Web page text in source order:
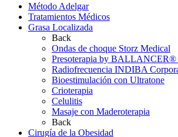
Método Adelgar
Tratamientos Médicos
Grasa Localizada
Back
Ondas de choque Storz Medical
Presoterapia by BALLANCER®
Radiofrecuencia INDIBA
Bioestimulación con Ultratone
Crioterapia
Celulitis
Masaje con Maderoterapia
Back
Cirugía de la Obesidad